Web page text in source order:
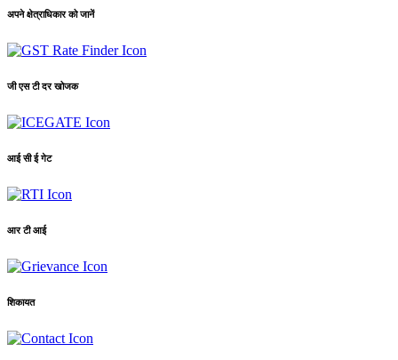
अपने क्षेत्राधिकार को जानें
जी एस टी दर खोजक
आई सी ई गेट
आर टी आई
शिकायत